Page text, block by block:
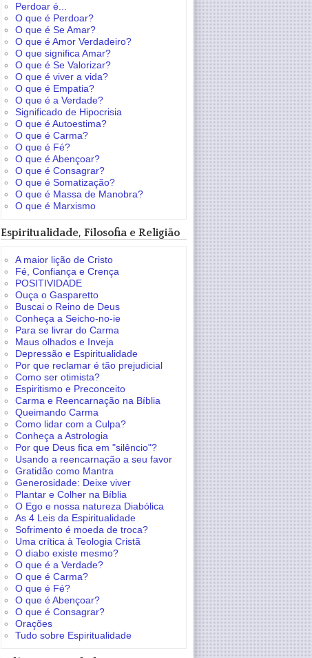
Perdoar é...
O que é Perdoar?
O que é Se Amar?
O que é Amor Verdadeiro?
O que significa Amar?
O que é Se Valorizar?
O que é viver a vida?
O que é Empatia?
O que é a Verdade?
Significado de Hipocrisia
O que é Autoestima?
O que é Carma?
O que é Fé?
O que é Abençoar?
O que é Consagrar?
O que é Somatização?
O que é Massa de Manobra?
O que é Marxismo
Espiritualidade, Filosofia e Religião
A maior lição de Cristo
Fé, Confiança e Crença
POSITIVIDADE
Ouça o Gasparetto
Buscai o Reino de Deus
Conheça a Seicho-no-ie
Para se livrar do Carma
Maus olhados e Inveja
Depressão e Espiritualidade
Por que reclamar é tão prejudicial
Como ser otimista?
Espiritismo e Preconceito
Carma e Reencarnação na Bíblia
Queimando Carma
Como lidar com a Culpa?
Conheça a Astrologia
Por que Deus fica em "silêncio"?
Usando a reencarnação a seu favor
Gratidão como Mantra
Generosidade: Deixe viver
Plantar e Colher na Bíblia
O Ego e nossa natureza Diabólica
As 4 Leis da Espiritualidade
Sofrimento é moeda de troca?
Uma crítica à Teologia Cristã
O diabo existe mesmo?
O que é a Verdade?
O que é Carma?
O que é Fé?
O que é Abençoar?
O que é Consagrar?
Orações
Tudo sobre Espiritualidade